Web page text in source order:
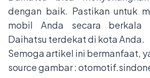
dengan baik. Pastikan untuk
mobil Anda secara berkala
Daihatsu terdekat di kota Anda.
Semoga artikel ini bermanfaat,
source gambar :